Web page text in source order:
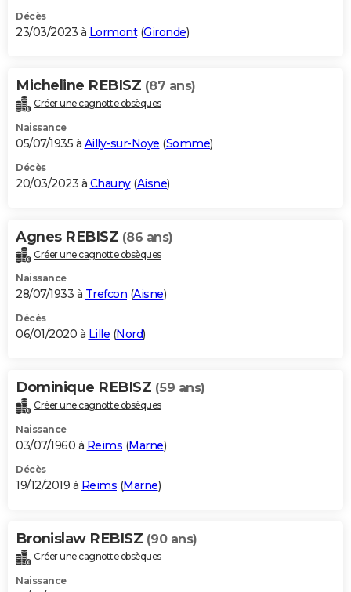
Décès
23/03/2023 à Lormont(Gironde)
Micheline REBISZ (87 ans)
Créer une cagnotte obsèques
Naissance
05/07/1935 à Ailly-sur-Noye (Somme)
Décès
20/03/2023 à Chauny(Aisne)
Agnes REBISZ (86 ans)
Créer une cagnotte obsèques
Naissance
28/07/1933 à Trefcon (Aisne)
Décès
06/01/2020 à Lille (Nord)
Dominique REBISZ (59 ans)
Créer une cagnotte obsèques
Naissance
03/07/1960 à Reims (Marne)
Décès
19/12/2019 à Reims (Marne)
Bronislaw REBISZ (90 ans)
Créer une cagnotte obsèques
Naissance